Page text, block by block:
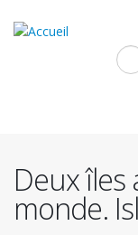
Deux îles
monde.